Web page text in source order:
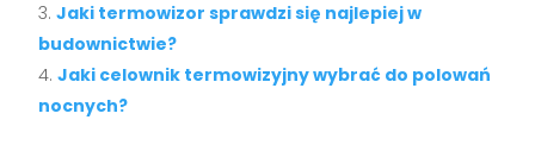
Jaki termowizor sprawdzi się najlepiej w
budownictwie?
Jaki celownik termowizyjny wybrać do polowań
nocnych?